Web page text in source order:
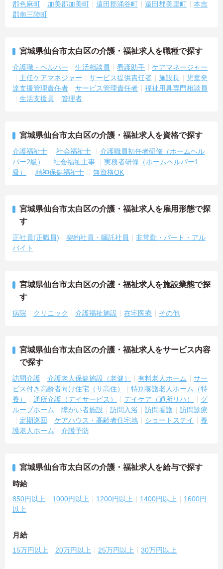
郡色麻町
加美郡加美町 遠田郡涌谷町 遠田郡美里町
本吉
郡南三陸町
宮城県仙台市太白区の介護・福祉求人を職種で探す
介護職・ヘルパー 生活相談員 看護助手
ケアマネージャー
主任ケアマネジャー
サービス提供責任者 施設長
児童発
達支援管理責任者
サービス管理責任者
福祉用具専門相談員
生活支援員
管理者
宮城県仙台市太白区の介護・福祉求人を資格で探す
介護福祉士 社会福祉士
介護職員初任者研修（ホームヘル
パー2級）
社会福祉主事
実務者研修（ホームヘルパー1
級）
精神保健福祉士 無資格OK
宮城県仙台市太白区の介護・福祉求人を雇用形態で探
す
正社員(正職員) 契約社員・嘱託社員
非常勤・パート・アル
バイト
宮城県仙台市太白区の介護・福祉求人を施設業態で探
す
病院 クリニック 介護福祉施設 在宅医療 その他
宮城県仙台市太白区の介護・福祉求人をサービス内容
で探す
訪問介護 介護老人保健施設（老健） 有料老人ホーム
サー
ビス付き高齢者向け住宅（サ高住）
特別養護老人ホーム（特
養）
通所介護（デイサービス） デイケア（通所リハ）
グ
ループホーム
障がい者施設 訪問入浴 訪問看護
訪問診療
定期巡回
ケアハウス・高齢者住宅地 ショートステイ
養
護老人ホーム
介護予防
宮城県仙台市太白区の介護・福祉求人を給与で探す
時給
850円以上 1000円以上 1200円以上 1400円以上
1600円
以上
月給
15万円以上 20万円以上 25万円以上 30万円以上